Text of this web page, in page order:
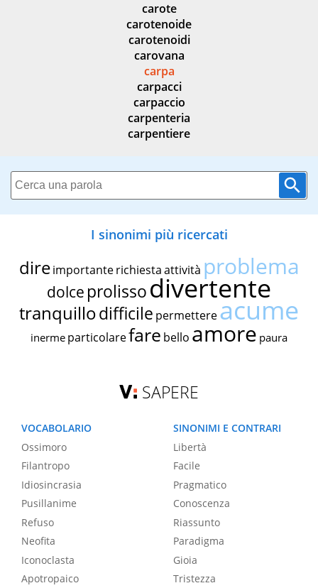
carote
carotenoide
carotenoidi
carovana
carpa
carpacci
carpaccio
carpenteria
carpentiere
I sinonimi più ricercati
dire importante richiestaattività problema
dolce prolissodivertente
tranquillodifficile permettereacume
inerme particolarefare bello amore paura
SAPERE
VOCABOLARIO
Ossimoro
Filantropo
Idiosincrasia
Pusillanime
Refuso
Neofita
Iconoclasta
Apotropaico
SINONIMI E CONTRARI
Libertà
Facile
Pragmatico
Conoscenza
Riassunto
Paradigma
Gioia
Tristezza